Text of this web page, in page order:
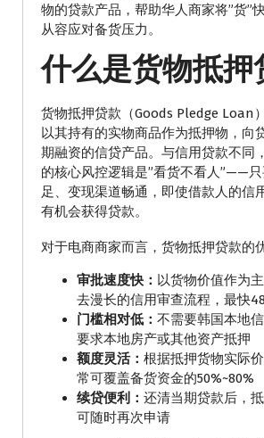
物的贷款产品，帮助华人商家将”货”
从容应对备货压力。
什么是货物抵押
货物抵押贷款（Goods Pledge Loan
以其持有的实物商品作为抵押物，向
期融资的信贷产品。与信用贷款不同
的核心风控逻辑是”看货不看人”——
足、变现渠道畅通，即使借款人的信
有机会获得贷款。
对于电商商家而言，货物抵押贷款的
审批速度快： 以货物价值作为
去漫长的信用审查流程，最快
门槛相对低： 不需要韩国本地
要求本地房产或其他资产抵押
额度灵活： 根据抵押货物实际
常可覆盖备货资金的50%~80%
续贷便利： 还清当期贷款后，
可随时再次申请